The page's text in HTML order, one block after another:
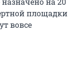
площадки
вовсе